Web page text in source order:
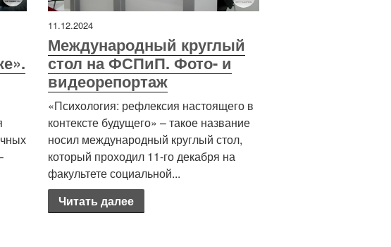
11.12.2024
Международный круглый
стол на ФСПиП. Фото- и
видеорепортаж
«Психология: рефлексия настоящего в
контексте будущего» – такое название
носил международный круглый стол,
который проходил 11-го декабря на
факультете социальной...
Читать далее